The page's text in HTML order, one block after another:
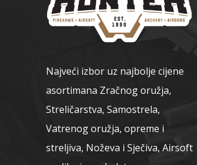
Najveći izbor uz najbolje cijene
asortimana Zračnog oružja,
Streličarstva, Samostrela,
Vatrenog oružja, opreme i
streljiva, Noževa i Sječiva, Airsoft